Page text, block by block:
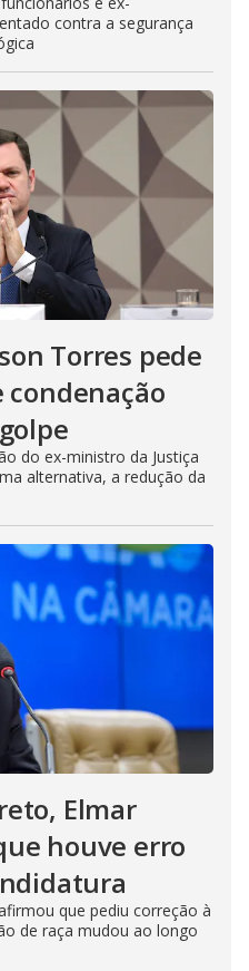
contra a segurança
Torres pede
condenação
do ex-ministro da Justiça
alternativa, a redução da
Elmar
houve erro
que pediu correção à
de raça mudou ao longo